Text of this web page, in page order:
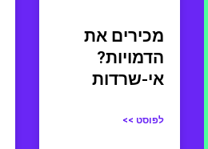
מכירים את
הדמויות?
אי-שרדות
לפוסט >>